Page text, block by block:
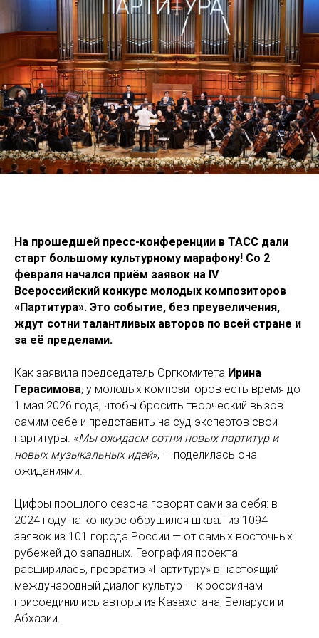
На прошедшей пресс-конференции в ТАСС дали
старт большому культурному марафону! Со 2
февраля начался приём заявок на IV
Всероссийский конкурс молодых композиторов
«Партитура». Это событие, без преувеличения,
ждут сотни талантливых авторов по всей стране и
за её пределами.
Как заявила председатель Оргкомитета Ирина
Герасимова, у молодых композиторов есть время до
1 мая 2026 года, чтобы бросить творческий вызов
самим себе и представить на суд экспертов свои
партитуры. «Мы ожидаем сотни новых партитур и
новых музыкальных идей», — поделилась она
ожиданиями.
Цифры прошлого сезона говорят сами за себя: в
2024 году на конкурс обрушился шквал из 1094
заявок из 101 города России — от самых восточных
рубежей до западных. География проекта
расширилась, превратив «Партитуру» в настоящий
международный диалог культур — к россиянам
присоединились авторы из Казахстана, Беларуси и
Абхазии.